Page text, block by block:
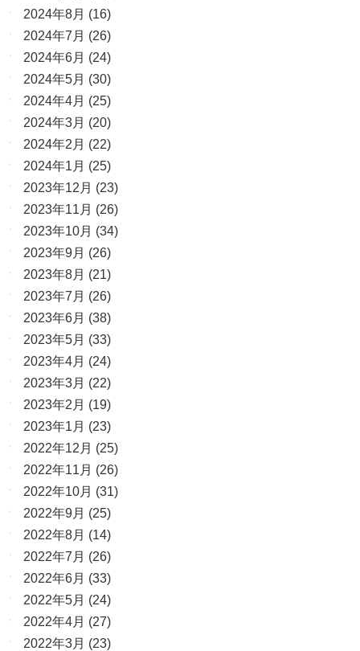
2024年8月 (16)
2024年7月 (26)
2024年6月 (24)
2024年5月 (30)
2024年4月 (25)
2024年3月 (20)
2024年2月 (22)
2024年1月 (25)
2023年12月 (23)
2023年11月 (26)
2023年10月 (34)
2023年9月 (26)
2023年8月 (21)
2023年7月 (26)
2023年6月 (38)
2023年5月 (33)
2023年4月 (24)
2023年3月 (22)
2023年2月 (19)
2023年1月 (23)
2022年12月 (25)
2022年11月 (26)
2022年10月 (31)
2022年9月 (25)
2022年8月 (14)
2022年7月 (26)
2022年6月 (33)
2022年5月 (24)
2022年4月 (27)
2022年3月 (23)